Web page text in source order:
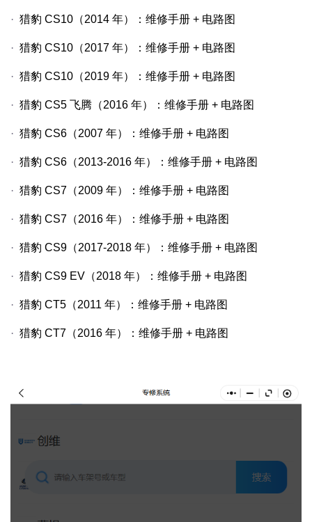
· 猎豹 CS10 （2014 年）：维修手册 + 电路图
· 猎豹 CS10 （2017 年）：维修手册 + 电路图
· 猎豹 CS10 （2019 年）：维修手册 + 电路图
· 猎豹 CS5 飞腾（2016 年）：维修手册 + 电路图
· 猎豹 CS6 （2007 年）：维修手册 + 电路图
· 猎豹 CS6 （2013-2016 年）：维修手册 + 电路图
· 猎豹 CS7 （2009 年）：维修手册 + 电路图
· 猎豹 CS7 （2016 年）：维修手册 + 电路图
· 猎豹 CS9 （2017-2018 年）：维修手册 + 电路图
· 猎豹 CS9 EV （2018 年）：维修手册 + 电路图
· 猎豹 CT5 （2011 年）：维修手册 + 电路图
· 猎豹 CT7 （2016 年）：维修手册 + 电路图